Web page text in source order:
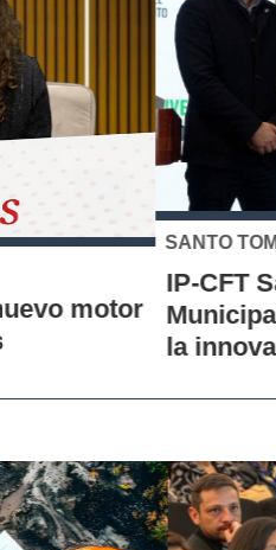
SANTO TOMÁS
IP-CFT Santo Tomás
Municipales firman
la innovación en los